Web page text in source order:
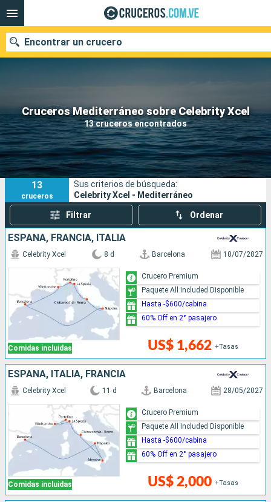
Cruceros Mediterráneo sobre Celebrity Xcel
13 cruceros encontrados
Encontrar un crucero
Nuestros destinos
Fecha de salida
Puertos Compañías
Buscar
13
cruceros
Sus criterios de búsqueda:
Celebrity Xcel - Mediterráneo
Filtrar Ordenar
ESPAÑA, FRANCIA, ITALIA
Comidas incluidas
Celebrity Xcel 8 d Barcelona 10/07/2027
US$ 1,662 +Tasas
Crucero Premium
Paquete All Included Disponible
Hasta -$600/cabina
60% Off en 2° pasajero
ESPAÑA, ITALIA, FRANCIA
Comidas incluidas
Celebrity Xcel 11 d Barcelona 28/05/2027
US$ 2,000 +Tasas
Crucero Premium
Paquete All Included Disponible
Hasta -$600/cabina
60% Off en 2° pasajero